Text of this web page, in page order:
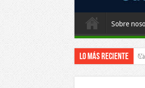
Sobre
Lo más reciente